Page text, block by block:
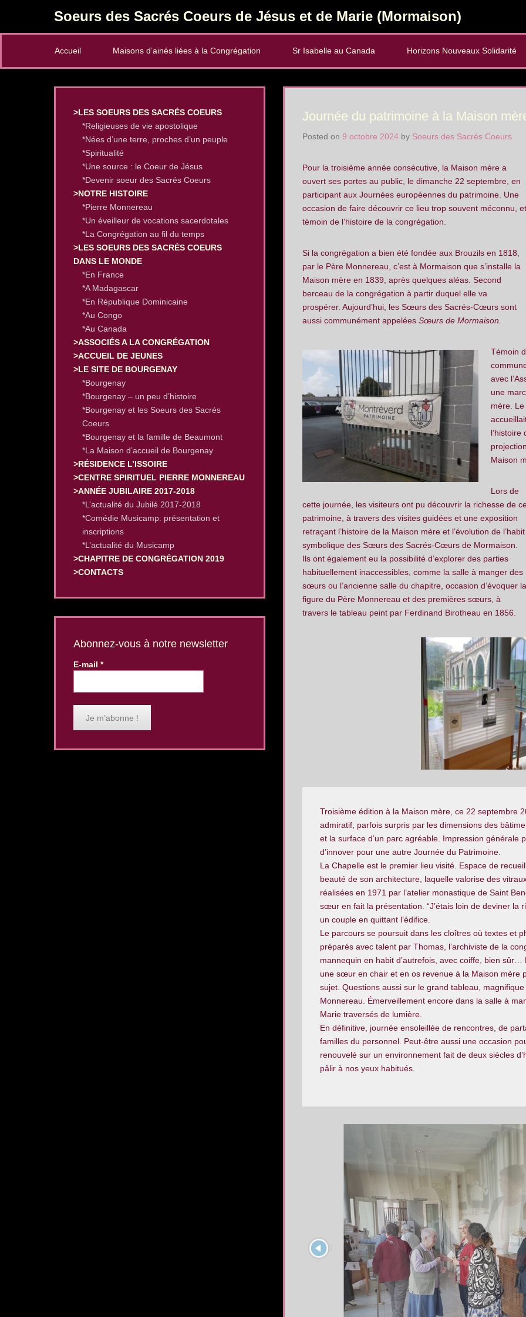
Soeurs des Sacrés Coeurs de Jésus et de Marie (Mormaison)
Accueil
Maisons d’ainés liées à la Congrégation Sr Isabelle au Canada Horizons Nouveaux Solidarité
Journée du patrimoine à la Maison
Posted on 9 octobre 2024 by Soeurs des Sacrés Coeurs
Pour la troisième année consécutive, la Maison mère a
ouvert ses portes au public, le dimanche 22 septembre, en
participant aux Journées européennes du patrimoine. Une
occasion de faire découvrir ce lieu trop souvent méconnu, et
témoin de l’histoire de la congrégation.
Si la congrégation a bien été fondée aux Brouzils en 1818,
par le Père Monnereau, c’est à Mormaison que s’installe la
Maison mère en 1839, après quelques aléas. Second
berceau de la congrégation à partir duquel elle va
prospérer. Aujourd’hui, les Sœurs des Sacrés-Cœurs sont
aussi communément appelées Sœurs de Mormaison.
Témoin
avec
une
mère.
Maison
Lors de
cette journée, les visiteurs ont pu découvrir la richesse de
patrimoine, à travers des visites guidées et une exposition
retraçant l’histoire de la Maison mère et l’évolution de l’habit
symbolique des Sœurs des Sacrés-Cœurs de Mormaison.
Ils ont également eu la possibilité d’explorer des parties
habituellement inaccessibles, comme la salle à manger des
sœurs ou l’ancienne salle du chapitre, occasion d’évoquer la
figure du Père Monnereau et des premières sœurs, à
travers le tableau peint par Ferdinand Birotheau en 1856.
Troisième édition à la Maison mère, ce 22 septembre
admiratif, parfois surpris par les dimensions des
et la surface d’un parc agréable. Impression générale
d’innover pour une autre Journée du Patrimoine.
La Chapelle est le premier lieu visité. Espace de
beauté de son architecture, laquelle valorise des
réalisées en 1971 par l’atelier monastique de Saint
sœur en fait la présentation. “Jʼétais loin de deviner la
un couple en quittant l’édifice.
Le parcours se poursuit dans les cloîtres où textes et
préparés avec talent par Thomas, l’archiviste de la
mannequin en habit d’autrefois, avec coiffe, bien
une sœur en chair et en os revenue à la Maison mère
sujet. Questions aussi sur le grand tableau,
Monnereau. Émerveillement encore dans la salle à
Marie traversés de lumière.
En définitive, journée ensoleillée de rencontres, de
familles du personnel. Peut-être aussi une occasion
renouvelé sur un environnement fait de deux siècles
pâlir à nos yeux habitués.
>LES SOEURS DES SACRÉS COEURS
*Religieuses de vie apostolique
*Nées d’une terre, proches d’un peuple
*Spiritualité
*Une source : le Coeur de Jésus
*Devenir soeur des Sacrés Coeurs
>NOTRE HISTOIRE
*Pierre Monnereau
*Un éveilleur de vocations sacerdotales
*La Congrégation au fil du temps
>LES SOEURS DES SACRÉS COEURS
DANS LE MONDE
*En France
*A Madagascar
*En République Dominicaine
*Au Congo
*Au Canada
>ASSOCIÉS A LA CONGRÉGATION
>ACCUEIL DE JEUNES
>LE SITE DE BOURGENAY
*Bourgenay
*Bourgenay – un peu d’histoire
*Bourgenay et les Soeurs des Sacrés
Coeurs
*Bourgenay et la famille de Beaumont
*La Maison d’accueil de Bourgenay
>RÉSIDENCE L’ISSOIRE
>CENTRE SPIRITUEL PIERRE MONNEREAU
>ANNÉE JUBILAIRE 2017-2018
*L’actualité du Jubilé 2017-2018
*Comédie Musicamp: présentation et
inscriptions
*L’actualité du Musicamp
>CHAPITRE DE CONGRÉGATION 2019
>CONTACTS
Abonnez-vous à notre newsletter
E-mail *